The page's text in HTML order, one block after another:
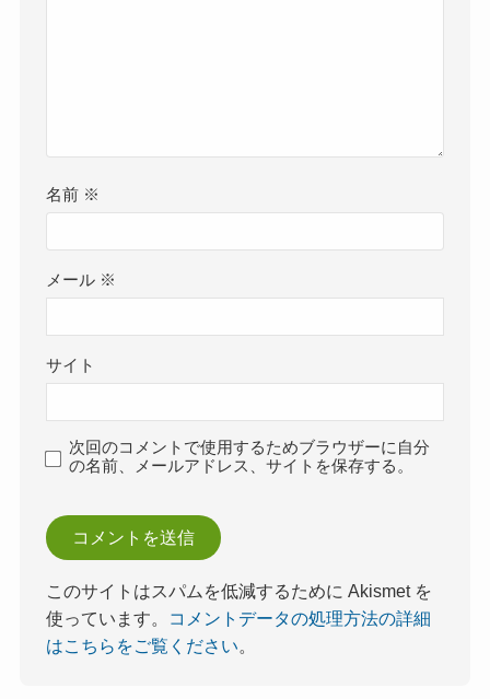
名前 ※
メール ※
サイト
次回のコメントで使用するためブラウザーに自分
の名前、メールアドレス、サイトを保存する。
このサイトはスパムを低減するために Akismet を
使っています。
コメントデータの処理方法の詳細
はこちらをご覧ください。